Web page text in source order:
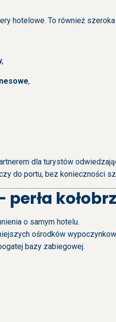
hotelowe. To również
,
,
dla turystów
do portu, bez konieczności
o samym hotelu.
ośrodków
bazy zabiegowej.